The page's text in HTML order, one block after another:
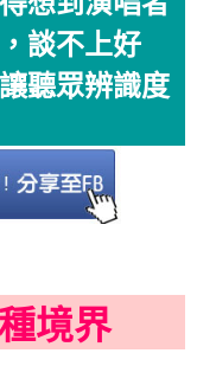
談不上好
聽眾辨識度
境界